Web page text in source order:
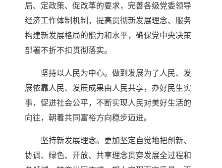
局、定政策、促改革的要求，完善各级党委领导
经济工作体制机制，提高贯彻新发展理念、服务
构建新发展格局的能力和水平，确保党中央决策
部署不折不扣贯彻落实。
坚持以人民为中心。做到发展为了人民、发
展依靠人民、发展成果由人民共享，办好民生实
事，促进社会公平，不断实现人民对美好生活的
向往，朝着共同富裕方向稳步迈进。
坚持新发展理念。更加坚定自觉地把创新、
协调、绿色、开放、共享理念贯穿发展全过程和